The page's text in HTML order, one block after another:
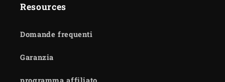
Resources
Domande frequenti
Garanzia